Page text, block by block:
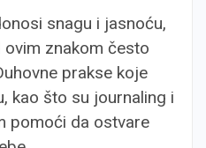
snagu i jasnoću,
znakom često
prakse koje
kao što su journaling i
pomoći da ostvare